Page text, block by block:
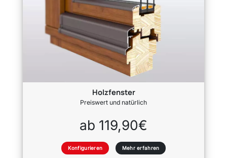
Holzfenster
Preiswert und natürlich
ab 119,90€
Konfigurieren Mehr erfahren